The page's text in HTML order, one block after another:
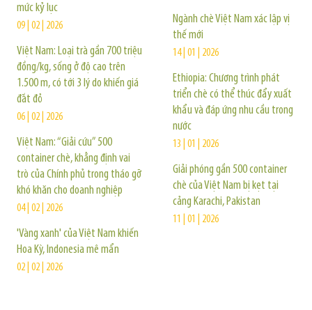
mức kỷ lục
09 | 02 | 2026
Việt Nam: Loại trà gần 700 triệu
đồng/kg, sống ở độ cao trên
1.500 m, có tới 3 lý do khiến giá
đắt đỏ
06 | 02 | 2026
Việt Nam: “Giải cứu” 500
container chè, khẳng định vai
trò của Chính phủ trong tháo gỡ
khó khăn cho doanh nghiệp
04 | 02 | 2026
'Vàng xanh' của Việt Nam khiến
Hoa Kỳ, Indonesia mê mẩn
02 | 02 | 2026
Ngành chè Việt Nam xác lập vị
thế mới
14 | 01 | 2026
Ethiopia: Chương trình phát
triển chè có thể thúc đẩy xuất
khẩu và đáp ứng nhu cầu trong
nước
13 | 01 | 2026
Giải phóng gần 500 container
chè của Việt Nam bị kẹt tại
cảng Karachi, Pakistan
11 | 01 | 2026